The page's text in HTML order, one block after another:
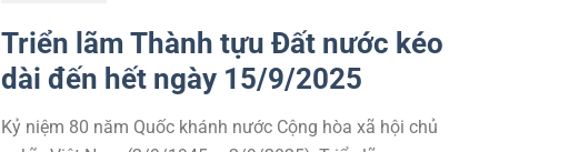
Triển lãm Thành tựu Đất nước kéo
dài đến hết ngày 15/9/2025
Kỷ niệm 80 năm Quốc khánh nước Cộng hòa xã hội chủ